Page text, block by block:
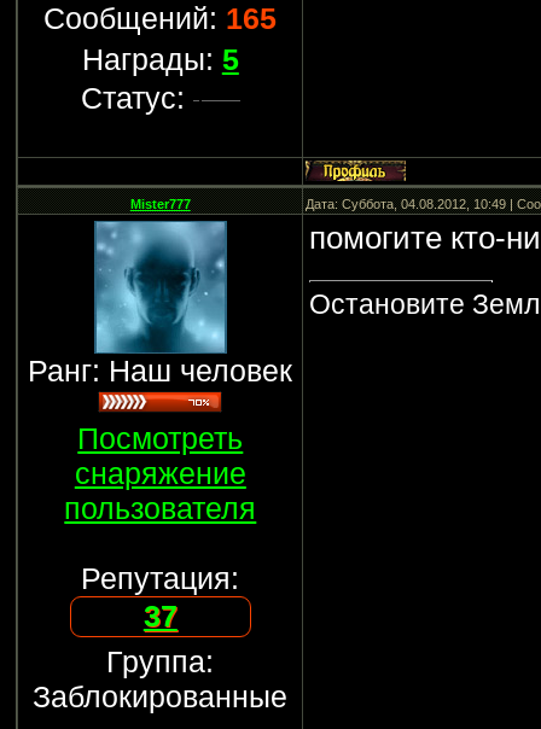
Сообщений: 165
Награды: 5
Статус:
Mister777 Дата: Суббота, 04.08.2012, 10:49 |
Ранг: Наш человек
Посмотреть
снаряжение
пользователя
Репутация:
37
Группа:
Заблокированные
помогите кто-
Остановите